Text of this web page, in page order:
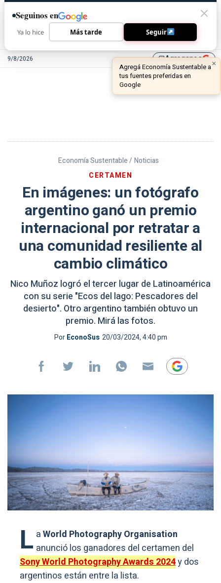
9/8/2026 library_addAgreganos
Economía Sustentable / Noticias
CERTAMEN
En imágenes: un fotógrafo
argentino ganó un premio
internacional por retratar a
una comunidad resiliente al
cambio climático
Nico Muñoz logró el tercer lugar de Latinoamérica
con su serie "Ecos del lago: Pescadores del
desierto". Otro argentino también obtuvo un
premio. Mirá las fotos.
PorEconoSus 20/03/2024, 4:40 pm
L aWorld Photography Organisation
anunció los ganadores del certamen del
Sony World Photography Awards 2024y dos
argentinos están entre la lista.
Seguinos en
Ya lo hice Más tarde Seguir